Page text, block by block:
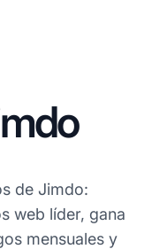
de Jimdo:
web líder, gana
mensuales y